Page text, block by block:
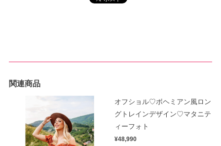
関連商品
オフショル♡ボヘミアン風ロン
グトレインデザイン♡マタニテ
ィーフォト
¥48,990